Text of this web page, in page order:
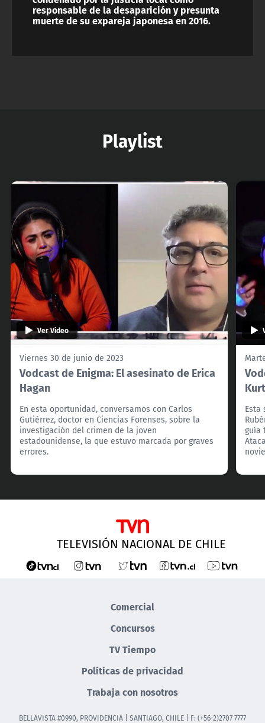
responsable de la desaparición y presunta
muerte de su expareja japonesa en 2016.
Playlist
Ver Video
Viernes 30 de junio de 2023
Vodcast de Enigma: El asesinato de Erica
Hagan
En esta oportunidad, conversamos con Carlos
Gutiérrez, doctor en Ciencias Forenses, sobre la
investigación del crimen de la joven
estadounidense, la que estuvo marcada por graves
errores.
Esta
guía
TELEVISIÓN NACIONAL DE CHILE
Comercial
Concursos
TV Tiempo
Políticas de privacidad
Trabaja con nosotros
BELLAVISTA #0990, PROVIDENCIA | SANTIAGO, CHILE | F: (+56-2)2707 7777